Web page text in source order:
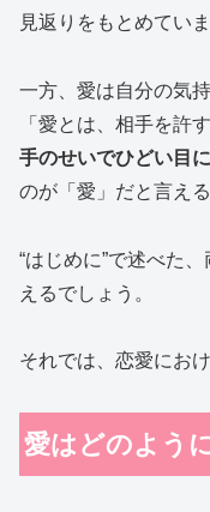
見返りをもとめていま
一方、愛は自分の気
「愛とは、相手を許
手のせいでひどい目
のが「愛」だと言える
“はじめに”で述べた
えるでしょう。
それでは、恋愛にお
愛はどのよう